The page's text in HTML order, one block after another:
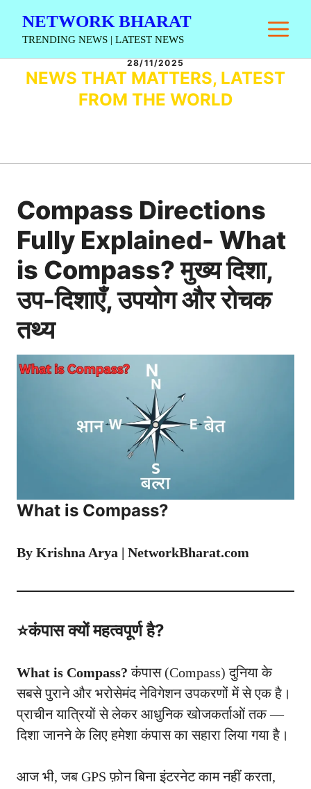
NETWORK BHARAT
TRENDING NEWS | LATEST NEWS
28/11/2025
NEWS THAT MATTERS, LATEST
FROM THE WORLD
Compass Directions
Fully Explained- What
is Compass? मुख्य दिशा,
उप-दिशाएँ, उपयोग और रोचक
तथ्य
What is Compass?
By Krishna Arya | NetworkBharat.com
⭐कंपास क्यों महत्वपूर्ण है?
What is Compass?कंपास (Compass) दुनिया के
सबसे पुराने और भरोसेमंद नेविगेशन उपकरणों में से एक है।
प्राचीन यात्रियों से लेकर आधुनिक खोजकर्ताओं तक —
दिशा जानने के लिए हमेशा कंपास का सहारा लिया गया है।
आज भी, जब GPS फ़ोन बिना इंटरनेट काम नहीं करता,